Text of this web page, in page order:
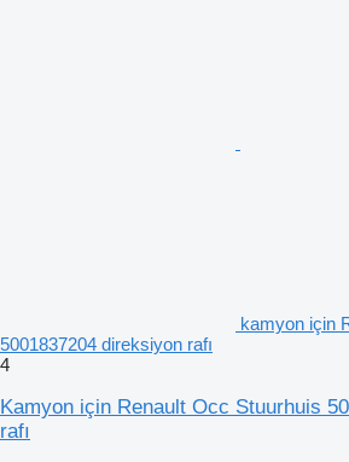
kamyon için
5001837204 direksiyon rafı
4
Kamyon için Renault Occ Stuurhuis
rafı